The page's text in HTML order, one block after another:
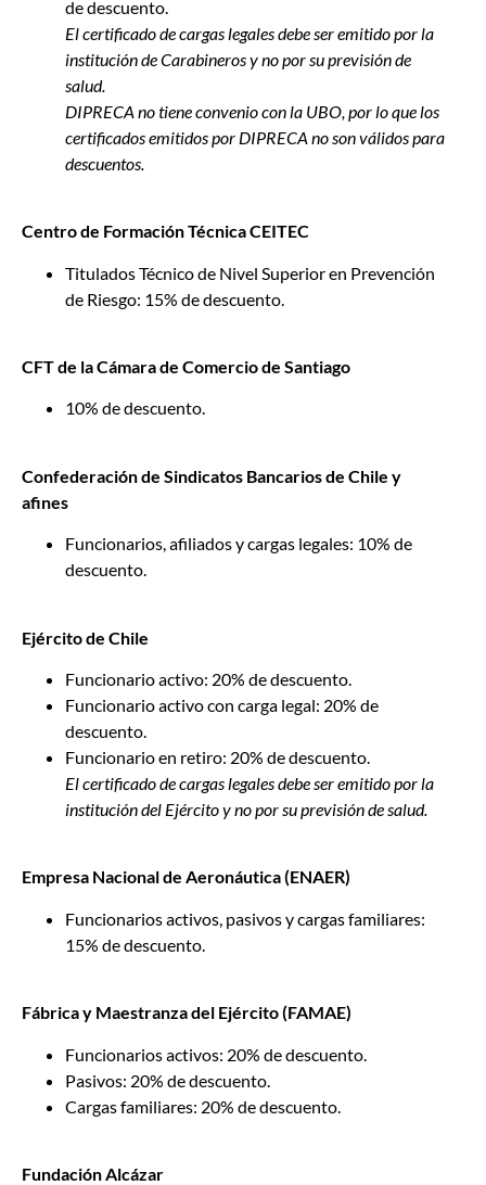
de descuento.
El certificado de cargas legales debe ser emitido por la
institución de Carabineros y no por su previsión de
salud.
DIPRECA no tiene convenio con la UBO, por lo que los
certificados emitidos por DIPRECA no son válidos para
descuentos.
Centro de Formación Técnica CEITEC
Titulados Técnico de Nivel Superior en Prevención
de Riesgo: 15% de descuento.
CFT de la Cámara de Comercio de Santiago
10% de descuento.
Confederación de Sindicatos Bancarios de Chile y
afines
Funcionarios, afiliados y cargas legales: 10% de
descuento.
Ejército de Chile
Funcionario activo: 20% de descuento.
Funcionario activo con carga legal: 20% de
descuento.
Funcionario en retiro: 20% de descuento.
El certificado de cargas legales debe ser emitido por la
institución del Ejército y no por su previsión de salud.
Empresa Nacional de Aeronáutica (ENAER)
Funcionarios activos, pasivos y cargas familiares:
15% de descuento.
Fábrica y Maestranza del Ejército (FAMAE)
Funcionarios activos: 20% de descuento.
Pasivos: 20% de descuento.
Cargas familiares: 20% de descuento.
Fundación Alcázar